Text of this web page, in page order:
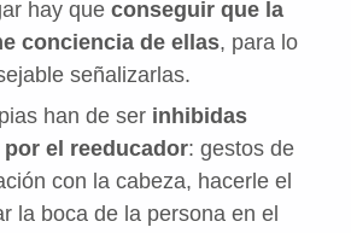
hay que conseguir que la
conciencia de ellas, para lo
señalizarlas.
han de ser inhibidas
el reeducador: gestos de
con la cabeza, hacerle el
la boca de la persona en el